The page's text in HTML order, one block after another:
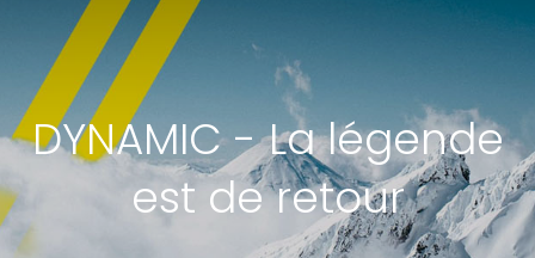
DYNAMIC - La légende
est de retour